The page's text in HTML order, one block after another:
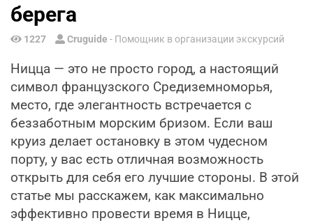
берега
1227 Cruguide - Помощник в организации экскурсий
Ницца — это не просто город, а настоящий
символ французского Средиземноморья,
место, где элегантность встречается с
беззаботным морским бризом. Если ваш
круиз делает остановку в этом чудесном
порту, у вас есть отличная возможность
открыть для себя его лучшие стороны. В этой
статье мы расскажем, как максимально
эффективно провести время в Ницце,